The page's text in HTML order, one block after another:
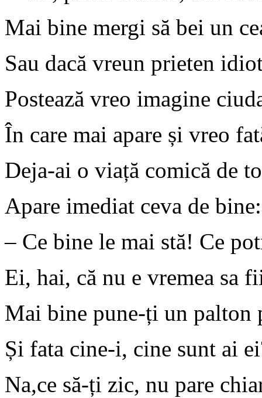
Mai bine mergi să bei un
Sau dacă vreun prieten
Postează vreo imagine
În care mai apare și vreo
Deja-ai o viață comică de
Apare imediat ceva de bine:
– Ce bine le mai stă! Ce
Ei, hai, că nu e vremea sa
Mai bine pune-ți un palton
Și fata cine-i, cine sunt ai
Na,ce să-ți zic, nu pare